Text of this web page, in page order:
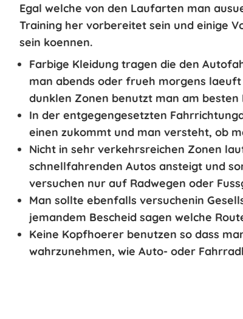
Egal welche von den Laufarten man
Training her vorbereitet sein und einige
sein koennen.
Farbige Kleidung tragen die den
man abends oder frueh morgens laeuft
dunklen Zonen benutzt man am besten
In der entgegengesetzten Fahrrichtung
einen zukommt und man versteht, ob
Nicht in sehr verkehrsreichen Zonen
schnellfahrenden Autos ansteigt und
versuchen nur auf Radwegen oder
Man sollte ebenfalls versuchenin
jemandem Bescheid sagen welche
Keine Kopfhoerer benutzen so dass
wahrzunehmen, wie Auto- oder